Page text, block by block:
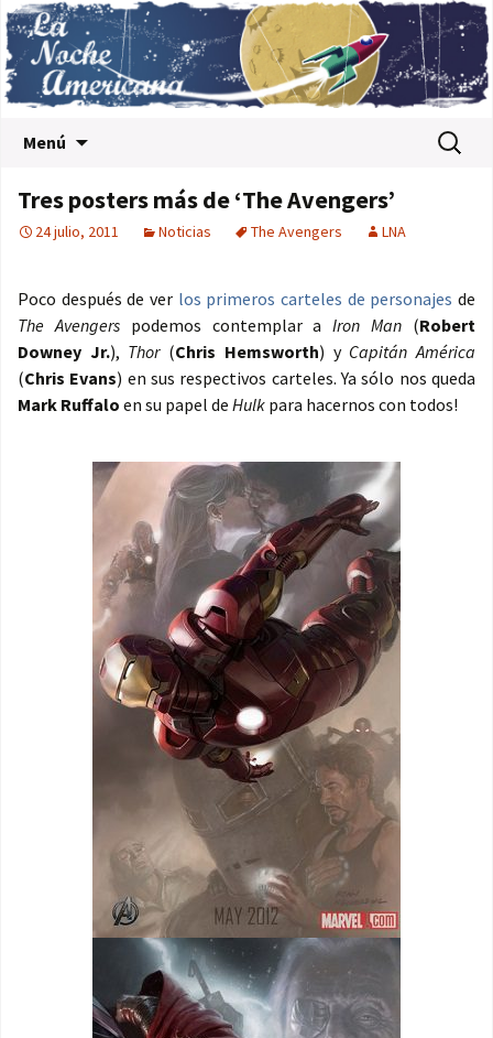
Menú Buscar:
Tres posters más de ‘The Avengers’
24 julio, 2011 Noticias The Avengers LNA
Poco después de ver los primeros carteles de personajes de
The Avengerspodemos contemplar aIron Man (Robert
Downey Jr.), Thor (Chris Hemsworth) y Capitán América
(Chris Evans) en sus respectivos carteles. Ya sólo nos queda
Mark Ruffalo en su papel de Hulk para hacernos con todos!